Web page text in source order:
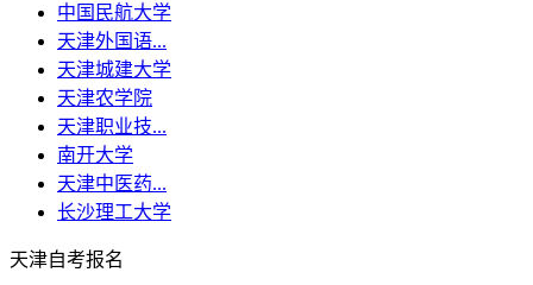
中国民航大学
天津外国语...
天津城建大学
天津农学院
天津职业技...
南开大学
天津中医药...
长沙理工大学
天津自考报名